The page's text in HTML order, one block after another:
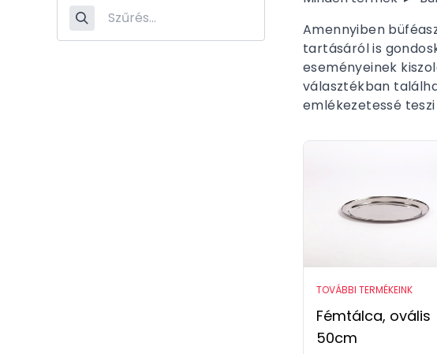
Amennyiben
tartásáról is
eseményeinek
választékban
emlékezetessé
TOVÁBBI TERMÉKEINK
Fémtálca, ovális
50cm